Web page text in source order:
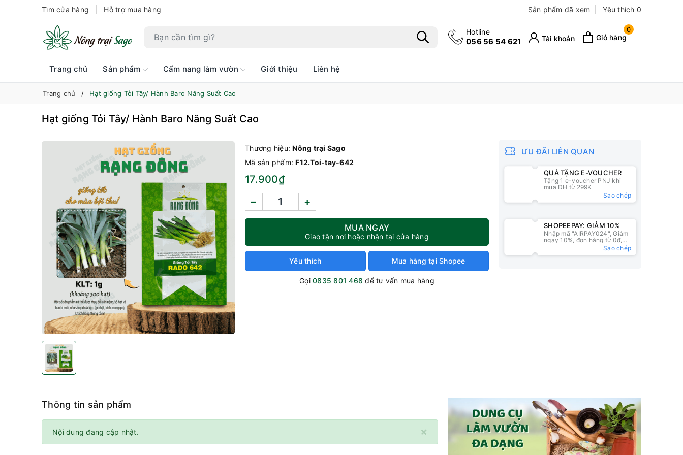
Tìm cửa hàng Hỗ trợ mua hàng Sản phẩm đã xem Yêu thích 0
Hotline
056 56 54 621 Tài khoản
0
Giỏ hàng
Trang chủ Sản phẩm Cẩm nang làm vườn Giới thiệu Liên hệ
Trang chủ Hạt giống Tỏi Tây/ Hành Baro Năng Suất Cao
Hạt giống Tỏi Tây/ Hành Baro Năng Suất Cao
Thương hiệu:Nông trại Sago
Mã sản phẩm:F12.Toi-tay-642
17.900₫
–
+
MUA NGAY
Giao tận nơi hoặc nhận tại cửa hàng
Yêu thích Mua hàng tại Shopee
Gọi0835 801 468 để tư vấn mua hàng
ƯU ĐÃI LIÊN QUAN
QUÀ TẶNG E-VOUCHER
Tặng 1 e-voucher PNJ khi
mua ĐH từ 299K
Sao chép
SHOPEEPAY: GIẢM 10%
Nhập mã "AIRPAY024", Giảm
ngay 10%, đơn hàng từ 0đ,
nhập mã tại ví ShopeePay
Sao chép
Thông tin sản phẩm
×
Nội dung đang cập nhật.